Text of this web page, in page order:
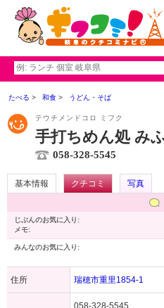
たべる 和食 うどん・そば
テウチメンドコロ ミフク
手打ちめん処 み
058-328-5545
基本情報 クチコミ
写真
じぶんのお気に入り:
メモ:
みんなのお気に入り:
住所 瑞穂市重里1854-1
058-328-5545